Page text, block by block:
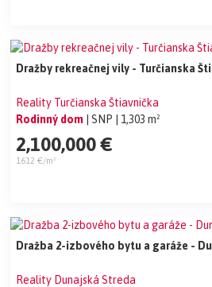
Dražby rekreačnej vily - Turčianska
Reality Turčianska Štiavnička
Rodinný dom
| SNP | 1,303 m²
2,100,000 €
1612 €/m²
Dražba 2-izbového bytu a garáže -
Reality Dunajská Streda